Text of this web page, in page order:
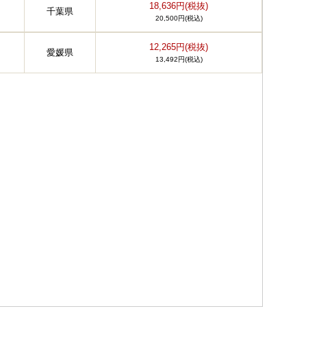
千葉県
18,636円(税抜)
20,500円(税込)
愛媛県
12,265円(税抜)
13,492円(税込)